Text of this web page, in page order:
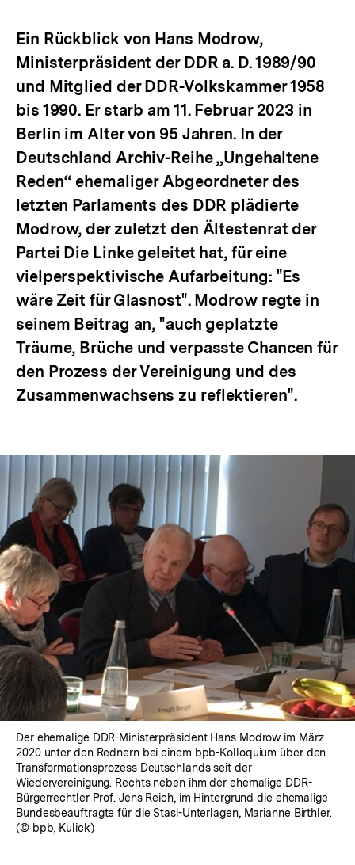
Ein Rückblick von Hans Modrow,
Ministerpräsident der DDR a. D. 1989/90
und Mitglied der DDR-Volkskammer 1958
bis 1990. Er starb am 11. Februar 2023 in
Berlin im Alter von 95 Jahren. In der
Deutschland Archiv-Reihe „Ungehaltene
Reden“ ehemaliger Abgeordneter des
letzten Parlaments des DDR plädierte
Modrow, der zuletzt den Ältestenrat der
Partei Die Linke geleitet hat, für eine
vielperspektivische Aufarbeitung: "Es
wäre Zeit für Glasnost". Modrow regte in
seinem Beitrag an, "auch geplatzte
Träume, Brüche und verpasste Chancen für
den Prozess der Vereinigung und des
Zusammenwachsens zu reflektieren".
Der ehemalige DDR-Ministerpräsident Hans Modrow im März
2020 unter den Rednern bei einem bpb-Kolloquium über den
Transformationsprozess Deutschlands seit der
Wiedervereinigung. Rechts neben ihm der ehemalige DDR-
Bürgerrechtler Prof. Jens Reich, im Hintergrund die ehemalige
Bundesbeauftragte für die Stasi-Unterlagen, Marianne Birthler.
(© bpb, Kulick)